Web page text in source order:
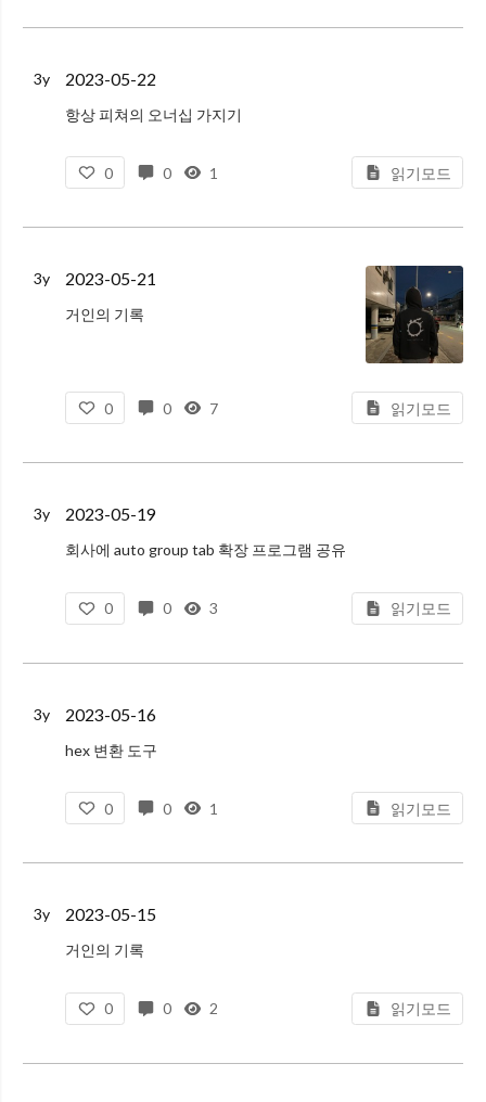
3y 2023-05-22
항상 피쳐의 오너십 가지기
내가 작성한 코드가 어떻게 동작하는지 인지하기
0 0 1 읽기모드
3y 2023-05-21
거인의 기록
인터뷰의 모든 내용을 기록하고자 한다면 그냥 녹음을 하고 클로바노트나 쓰자
0 0 7 읽기모드
3y 2023-05-19
회사에 auto group tab 확장 프로그램 공유
일잘러로 보일
0 0 3 읽기모드
3y 2023-05-16
hex 변환 도구
0
0 1 읽기모드
3y 2023-05-15
거인의 기록
기억하고 이를 나만의 표현으로 인출하는식으로 메모하라
0 0 2 읽기모드